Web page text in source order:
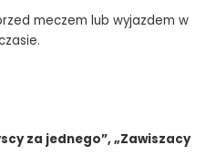
meczem lub wyjazdem w
za jednego”, „Zawiszacy